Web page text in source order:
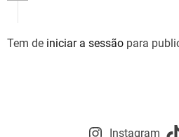
Tem de iniciar a sessão para
Instagram